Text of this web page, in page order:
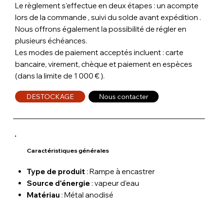
Le règlement s'effectue en deux étapes : un acompte
lors de la commande , suivi du solde avant expédition .
Nous offrons également la possibilité de régler en
plusieurs échéances.
Les modes de paiement acceptés incluent : carte
bancaire, virement, chèque et paiement en espèces
(dans la limite de 1 000 € ).
DESTOCKAGE Nous contacter
Caractéristiques générales
Type de produit : Rampe à encastrer
Source d'énergie : vapeur d’eau
Matériau : Métal anodisé